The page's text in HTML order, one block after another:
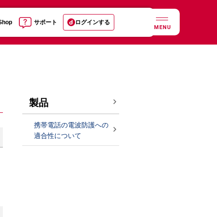
サポート ログインする
MENU
製品
携帯電話の電波防護への
適合性について